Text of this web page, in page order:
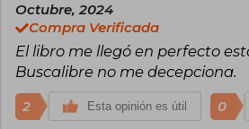
Octubre, 2024
Compra Verificada
El libro me llegó en perfecto
Buscalibre no me decepciona.
2 Esta opinión es útil 0